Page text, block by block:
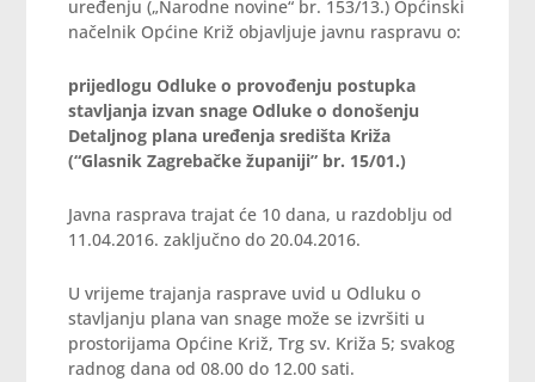
uređenju („Narodne novine“ br. 153/13.) Općinski
načelnik Općine Križ objavljuje javnu raspravu o:
prijedlogu Odluke o provođenju postupka
stavljanja izvan snage Odluke o donošenju
Detaljnog plana uređenja središta Križa
(“Glasnik Zagrebačke županiji” br. 15/01.)
Javna rasprava trajat će 10 dana, u razdoblju od
11.04.2016. zaključno do 20.04.2016.
U vrijeme trajanja rasprave uvid u Odluku o
stavljanju plana van snage može se izvršiti u
prostorijama Općine Križ, Trg sv. Križa 5; svakog
radnog dana od 08.00 do 12.00 sati.